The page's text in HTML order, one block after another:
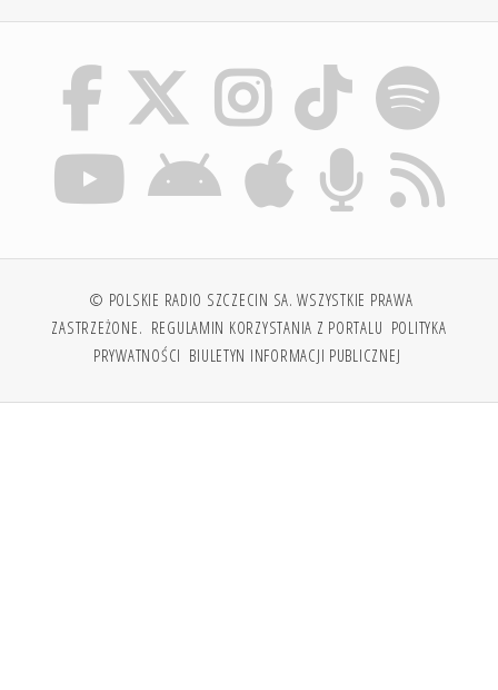
© POLSKIE RADIO SZCZECIN SA. WSZYSTKIE PRAWA
ZASTRZEŻONE. REGULAMIN KORZYSTANIA Z PORTALU POLITYKA
PRYWATNOŚCI BIULETYN INFORMACJI PUBLICZNEJ